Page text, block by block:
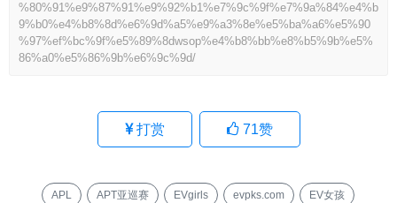
%80%91%e9%87%91%e9%92%b1%e7%9c%9f%e7%9a%84%e4%b
9%b0%e4%b8%8d%e6%9d%a5%e9%a3%8e%e5%ba%a6%e5%90
%97%ef%bc%9f%e5%89%8dwsop%e4%b8%bb%e8%b5%9b%e5%
86%a0%e5%86%9b%e6%9c%9d/
打赏 71赞
APL APT亚巡赛 EVgirls evpks.com EV女孩